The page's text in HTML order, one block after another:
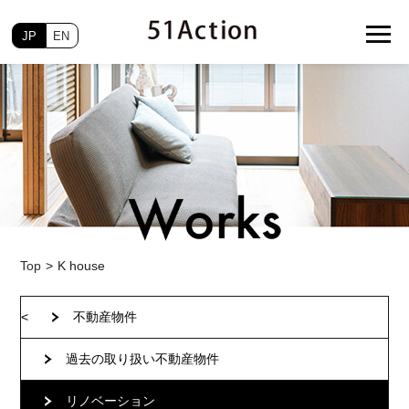
JP EN
Top K house
< 不動産物件
過去の取り扱い不動産物件
リノベーション